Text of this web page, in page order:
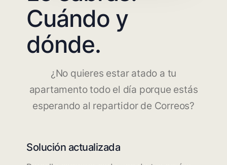
Cuándo y
dónde.
¿No quieres estar atado a tu
apartamento todo el día porque estás
esperando al repartidor de Correos?
Solución actualizada